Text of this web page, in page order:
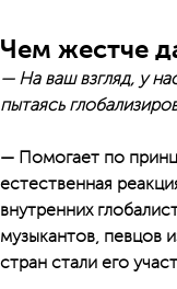
Чем жестче
— На ваш взгляд, у
пытаясь
— Помогает по
естественная
внутренних
музыкантов, певцов
стран стали его